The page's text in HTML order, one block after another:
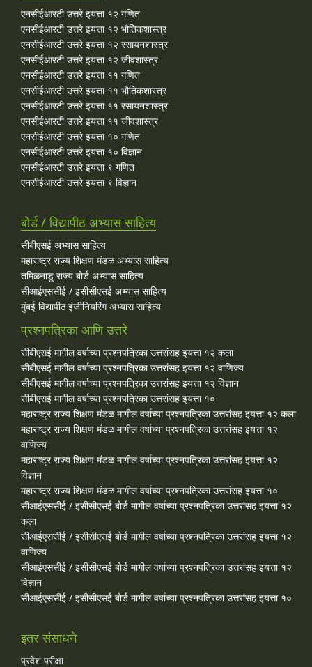
एनसीईआरटी उत्तरे इयत्ता १२ गणित
एनसीईआरटी उत्तरे इयत्ता १२ भौतिकशास्त्र
एनसीईआरटी उत्तरे इयत्ता १२ रसायनशास्त्र
एनसीईआरटी उत्तरे इयत्ता १२ जीवशास्त्र
एनसीईआरटी उत्तरे इयत्ता ११ गणित
एनसीईआरटी उत्तरे इयत्ता ११ भौतिकशास्त्र
एनसीईआरटी उत्तरे इयत्ता ११ रसायनशास्त्र
एनसीईआरटी उत्तरे इयत्ता ११ जीवशास्त्र
एनसीईआरटी उत्तरे इयत्ता १० गणित
एनसीईआरटी उत्तरे इयत्ता १० विज्ञान
एनसीईआरटी उत्तरे इयत्ता ९ गणित
एनसीईआरटी उत्तरे इयत्ता ९ विज्ञान
बोर्ड / विद्यापीठ अभ्यास साहित्य
सीबीएसई अभ्यास साहित्य
महाराष्ट्र राज्य शिक्षण मंडळ अभ्यास साहित्य
तमिळनाडू राज्य बोर्ड अभ्यास साहित्य
सीआईएससीई / इसीसीएसई अभ्यास साहित्य
मुंबई विद्यापीठ इंजीनियरिंग अभ्यास साहित्य
प्रश्नपत्रिका आणि उत्तरे
सीबीएसई मागील वर्षाच्या प्रश्‍नपत्रिका उत्तरांसह इयत्ता १२ कला
सीबीएसई मागील वर्षाच्या प्रश्‍नपत्रिका उत्तरांसह इयत्ता १२ वाणिज्य
सीबीएसई मागील वर्षाच्या प्रश्‍नपत्रिका उत्तरांसह इयत्ता १२ विज्ञान
सीबीएसई मागील वर्षाच्या प्रश्‍नपत्रिका उत्तरांसह इयत्ता १०
महाराष्ट्र राज्य शिक्षण मंडळ मागील वर्षाच्या प्रश्‍नपत्रिका उत्तरांसह इयत्ता १२ कला
महाराष्ट्र राज्य शिक्षण मंडळ मागील वर्षाच्या प्रश्‍नपत्रिका उत्तरांसह इयत्ता १२
वाणिज्य
महाराष्ट्र राज्य शिक्षण मंडळ मागील वर्षाच्या प्रश्‍नपत्रिका उत्तरांसह इयत्ता १२
विज्ञान
महाराष्ट्र राज्य शिक्षण मंडळ मागील वर्षाच्या प्रश्‍नपत्रिका उत्तरांसह इयत्ता १०
सीआईएससीई / इसीसीएसई बोर्ड मागील वर्षाच्या प्रश्‍नपत्रिका उत्तरांसह इयत्ता १२
कला
सीआईएससीई / इसीसीएसई बोर्ड मागील वर्षाच्या प्रश्‍नपत्रिका उत्तरांसह इयत्ता १२
वाणिज्य
सीआईएससीई / इसीसीएसई बोर्ड मागील वर्षाच्या प्रश्‍नपत्रिका उत्तरांसह इयत्ता १२
विज्ञान
सीआईएससीई / इसीसीएसई बोर्ड मागील वर्षाच्या प्रश्‍नपत्रिका उत्तरांसह इयत्ता १०
इतर संसाधने
प्रवेश परीक्षा